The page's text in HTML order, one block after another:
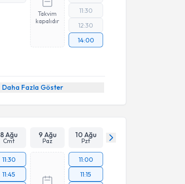
Takvim
kapalıdır
11:30
12:30
14:00
Daha Fazla Göster
8 Ağu
Cmt
9 Ağu
Paz
10 Ağu
Pzt
11:30
11:45
11:00
11:15